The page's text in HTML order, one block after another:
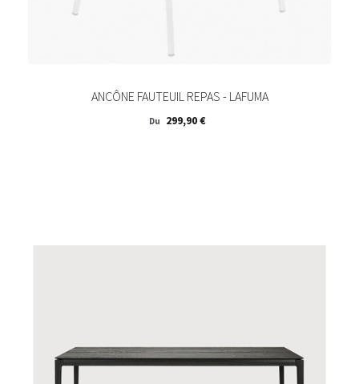
ANCÔNE FAUTEUIL REPAS - LAFUMA
Du Prix
299,90 €